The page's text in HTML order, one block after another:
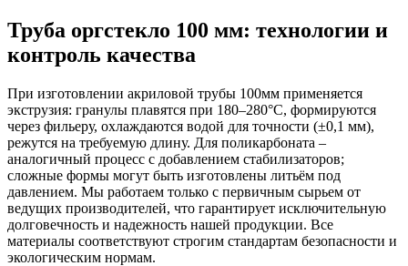
Труба оргстекло 100 мм: технологии и
контроль качества
При изготовлении акриловой трубы 100мм применяется
экструзия: гранулы плавятся при 180–280°C, формируются
через фильеру, охлаждаются водой для точности (±0,1 мм),
режутся на требуемую длину. Для поликарбоната –
аналогичный процесс с добавлением стабилизаторов;
сложные формы могут быть изготовлены литьём под
давлением. Мы работаем только с первичным сырьем от
ведущих производителей, что гарантирует исключительную
долговечность и надежность нашей продукции. Все
материалы соответствуют строгим стандартам безопасности и
экологическим нормам.